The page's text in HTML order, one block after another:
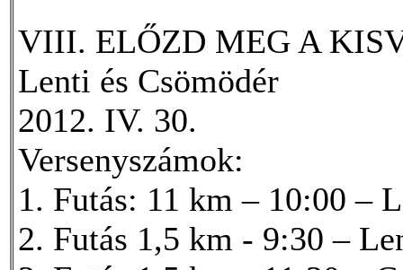
VIII. ELŐZD MEG A
Lenti és Csömödér
2012. IV. 30.
Versenyszámok:
1. Futás: 11 km – 10:00 –
2. Futás 1,5 km - 9:30 –